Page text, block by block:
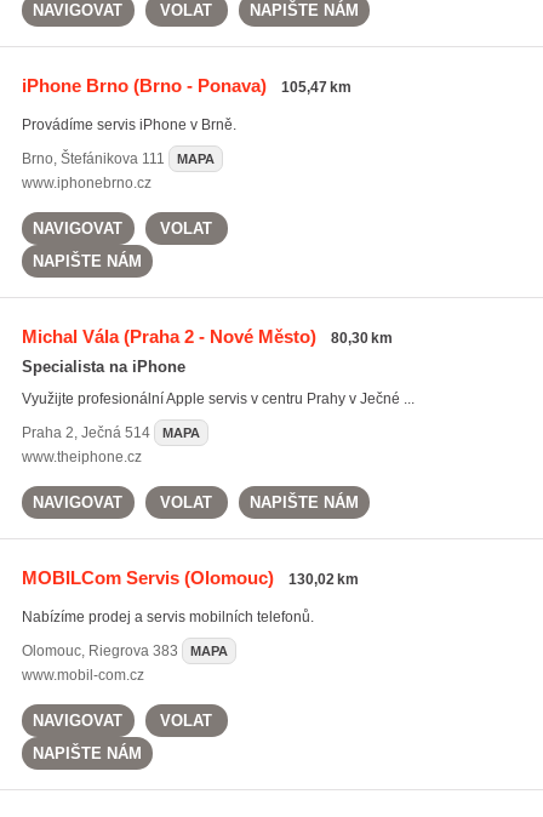
NAVIGOVAT VOLAT NAPIŠTE NÁM
iPhone Brno(Brno - Ponava) 105,47 km
Provádíme servis iPhone v Brně.
Brno, Štefánikova 111 MAPA
www.iphonebrno.cz
NAVIGOVAT
VOLAT
NAPIŠTE NÁM
Michal Vála(Praha 2 - Nové Město) 80,30 km
Specialista na iPhone
Využijte profesionální Apple servis v centru Prahy v Ječné ...
Praha 2, Ječná 514 MAPA
www.theiphone.cz
NAVIGOVAT VOLAT NAPIŠTE NÁM
MOBILCom Servis(Olomouc) 130,02 km
Nabízíme prodej a servis mobilních telefonů.
Olomouc, Riegrova 383 MAPA
www.mobil-com.cz
NAVIGOVAT
VOLAT
NAPIŠTE NÁM